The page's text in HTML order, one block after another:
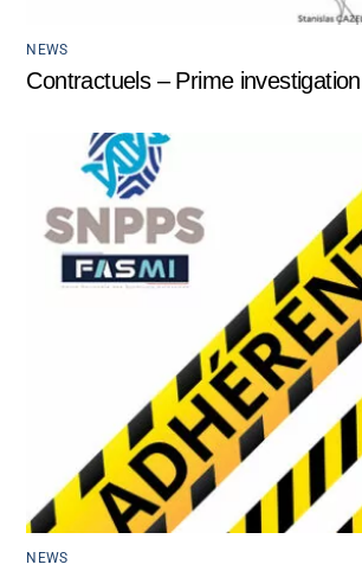
NEWS
Contractuels – Prime investigation
NEWS